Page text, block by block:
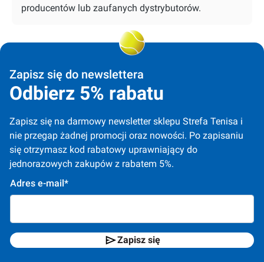
producentów lub zaufanych dystrybutorów.
Zapisz się do newslettera
Odbierz 5% rabatu
Zapisz się na darmowy newsletter sklepu Strefa Tenisa i
nie przegap żadnej promocji oraz nowości. Po zapisaniu
się otrzymasz kod rabatowy uprawniający do
jednorazowych zakupów z rabatem 5%.
Adres e-mail*
Zapisz się